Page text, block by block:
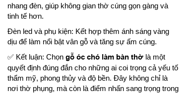
nhang đèn, giúp không gian thờ cúng gọn gàng và
tinh tế hơn.
Đèn led và phụ kiện: Kết hợp thêm ánh sáng vàng
dịu để làm nổi bật vân gỗ và tăng sự ấm cúng.
✅ Kết luận: Chọn gỗ óc chó làm bàn thờ là một
quyết định đúng đắn cho những ai coi trọng cả yếu tố
thẩm mỹ, phong thủy và độ bền. Đây không chỉ là
nơi thờ phụng, mà còn là điểm nhấn sang trọng trong